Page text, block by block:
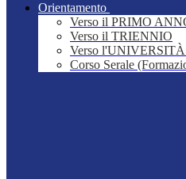
Orientamento
Verso il PRIMO
Verso il TRIENNIO
Verso
Corso Serale